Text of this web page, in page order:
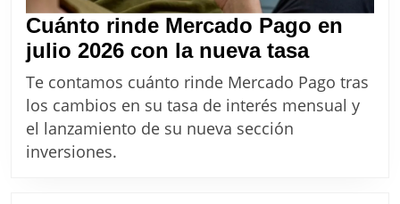
Cuánto rinde Mercado Pago en
julio 2026 con la nueva tasaCuánto
rinde
Mercado
Te contamos cuánto rinde Mercado Pago tras
los cambios en su tasa de interés mensual y
el lanzamiento de su nueva sección
inversiones.